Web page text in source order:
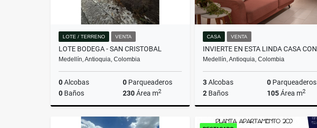
LOTE / TERRENO VENTA
LOTE BODEGA - SAN CRISTOBAL
Medellín, Antioquia, Colombia
0Alcobas 0 Parqueaderos
0 Baños 230Área m2
CASA VENTA
Medellín, Antioquia, Colombia
3Alcobas 0 Parqueaderos
2 Baños 105Área m2
Venta